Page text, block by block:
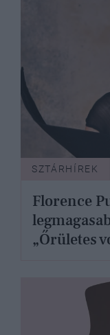
SZTÁRHÍREK
Florence
„Őrületes